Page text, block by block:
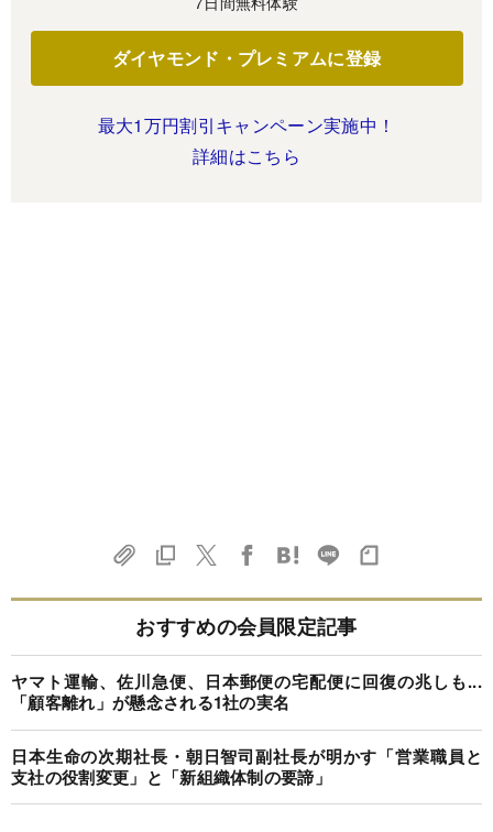
ダイヤモンド・プレミアムに登録
最大1万円割引キャンペーン実施中！
詳細はこちら
おすすめの会員限定記事
ヤマト運輸、佐川急便、日本郵便の宅配便に回復の兆しも...
「顧客離れ」が懸念される1社の実名
日本生命の次期社長・朝日智司副社長が明かす「営業職員と
支社の役割変更」と「新組織体制の要諦」